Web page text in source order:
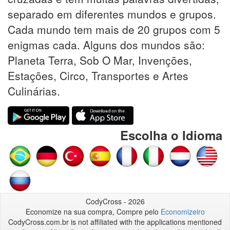
separado em diferentes mundos e grupos.
Cada mundo tem mais de 20 grupos com 5
enigmas cada. Alguns dos mundos são:
Planeta Terra, Sob O Mar, Invenções,
Estações, Circo, Transportes e Artes
Culinárias.
Escolha o Idioma
CodyCross - 2026
Economize na sua compra, Compre pelo Economizeiro
CodyCross.com.br is not affiliated with the applications mentioned